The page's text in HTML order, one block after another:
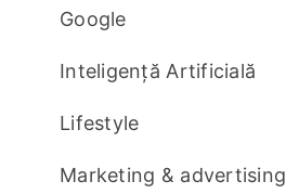
Google
Inteligență Artificială
Lifestyle
Marketing & advertising